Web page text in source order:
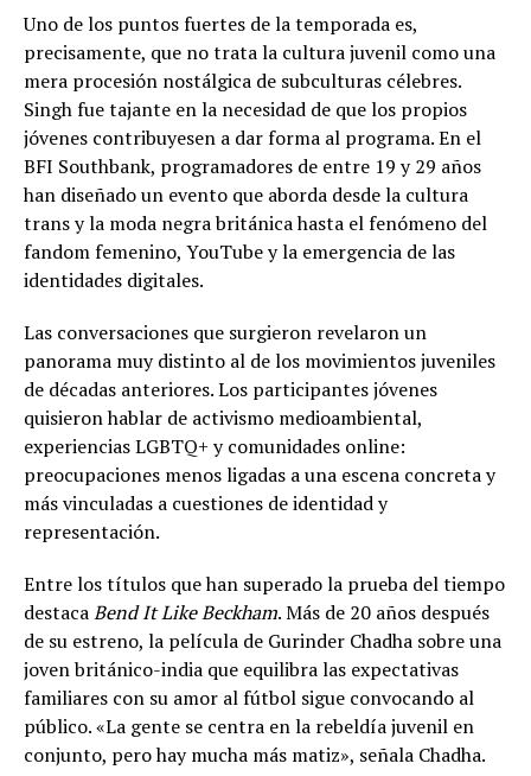
Uno de los puntos fuertes de la temporada es,
precisamente, que no trata la cultura juvenil como una
mera procesión nostálgica de subculturas célebres.
Singh fue tajante en la necesidad de que los propios
jóvenes contribuyesen a dar forma al programa. En el
BFI Southbank, programadores de entre 19 y 29 años
han diseñado un evento que aborda desde la cultura
trans y la moda negra británica hasta el fenómeno del
fandom femenino, YouTube y la emergencia de las
identidades digitales.
Las conversaciones que surgieron revelaron un
panorama muy distinto al de los movimientos juveniles
de décadas anteriores. Los participantes jóvenes
quisieron hablar de activismo medioambiental,
experiencias LGBTQ+ y comunidades online:
preocupaciones menos ligadas a una escena concreta y
más vinculadas a cuestiones de identidad y
representación.
Entre los títulos que han superado la prueba del tiempo
destacaBend It Like Beckham. Más de 20 años después
de su estreno, la película de Gurinder Chadha sobre una
joven británico-india que equilibra las expectativas
familiares con su amor al fútbol sigue convocando al
público. «La gente se centra en la rebeldía juvenil en
conjunto, pero hay mucha más matiz», señala Chadha.